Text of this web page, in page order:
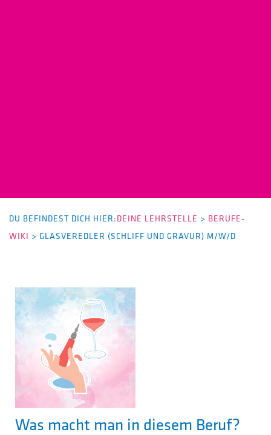
DU BEFINDEST DICH HIER:DEINE LEHRSTELLE > BERUFE-
WIKI > GLASVEREDLER (SCHLIFF UND GRAVUR) M/W/D
Was macht man in diesem Beruf?